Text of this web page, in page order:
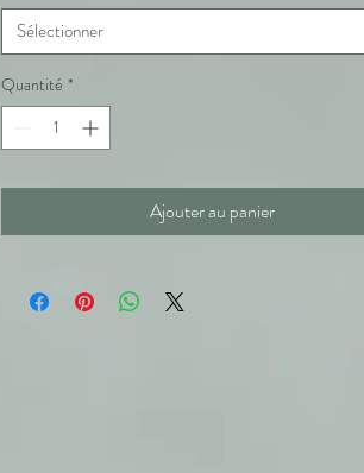
Sélectionner
Quantité *
Ajouter au panier